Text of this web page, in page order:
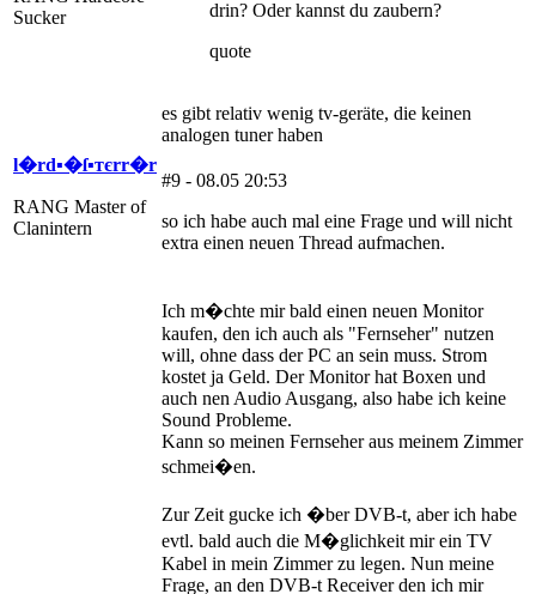
Sucker
drin? Oder kannst du zaubern?
quote
es gibt relativ wenig tv-geräte, die keinen
analogen tuner haben
l�rd▪�ſ▪тєrr�r
RANG Master of
Clanintern
#9 - 08.05 20:53
so ich habe auch mal eine Frage und will nicht
extra einen neuen Thread aufmachen.
Ich m�chte mir bald einen neuen Monitor
kaufen, den ich auch als "Fernseher" nutzen
will, ohne dass der PC an sein muss. Strom
kostet ja Geld. Der Monitor hat Boxen und
auch nen Audio Ausgang, also habe ich keine
Sound Probleme.
Kann so meinen Fernseher aus meinem Zimmer
schmei�en.
Zur Zeit gucke ich �ber DVB-t, aber ich habe
evtl. bald auch die M�glichkeit mir ein TV
Kabel in mein Zimmer zu legen. Nun meine
Frage, an den DVB-t Receiver den ich mir